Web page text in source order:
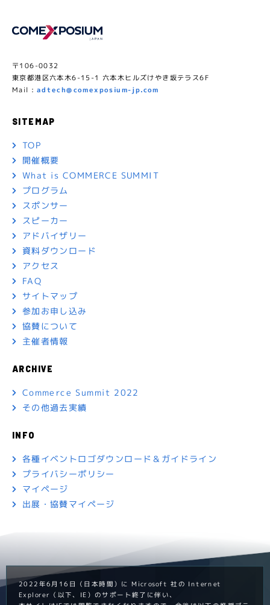
〒106-0032
東京都港区六本木6-15-1 六本木ヒルズけやき坂テラス6F
Mail : adtech@comexposium-jp.com
SITEMAP
TOP
開催概要
What is COMMERCE SUMMIT
プログラム
スポンサー
スピーカー
アドバイザリー
資料ダウンロード
アクセス
FAQ
サイトマップ
参加お申し込み
協賛について
主催者情報
ARCHIVE
Commerce Summit 2022
その他過去実績
INFO
各種イベントロゴダウンロード＆ガイドライン
プライバシーポリシー
マイページ
出展・協賛マイページ
2022年6月16日（日本時間）に Microsoft 社の Internet
Explorer（以下、IE）のサポート終了に伴い、